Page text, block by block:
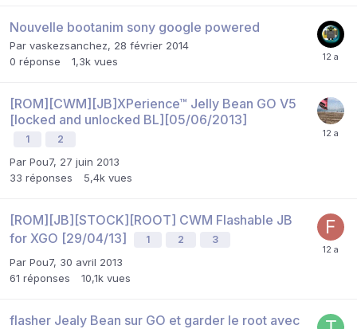
Nouvelle bootanim sony google powered
Par vaskezsanchez, 28 février 2014
0 réponse 1,3k vues
[ROM][CWM][JB]XPerience™ Jelly Bean GO V5
[locked and unlocked BL][05/06/2013]
1 2
Par Pou7, 27 juin 2013
33 réponses 5,4k vues
[ROM][JB][STOCK][ROOT] CWM Flashable JB
for XGO [29/04/13]
1 2 3
Par Pou7, 30 avril 2013
61 réponses 10,1k vues
flasher Jealy Bean sur GO et garder le root avec